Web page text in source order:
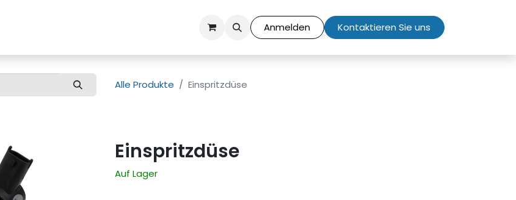
Anmelden Kontaktieren Sie uns
Alle Produkte Einspritzdüse
Einspritzdüse
Auf Lager